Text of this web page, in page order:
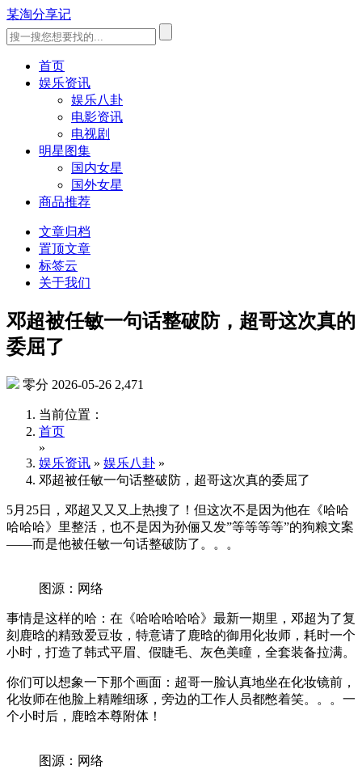
某淘分享记
首页
娱乐资讯
娱乐八卦
电影资讯
电视剧
明星图集
国内女星
国外女星
商品推荐
文章归档
置顶文章
标签云
关于我们
邓超被任敏一句话整破防，超哥这次真的
委屈了
零分 2026-05-26 2,471
当前位置：
首页
»
娱乐资讯 » 娱乐八卦 »
邓超被任敏一句话整破防，超哥这次真的委屈了
5月25日，邓超又又又上热搜了！但这次不是因为他在《哈哈
哈哈哈》里整活，也不是因为孙俪又发”等等等等”的狗粮文案
——而是他被任敏一句话整破防了。。。
图源：网络
事情是这样的哈：在《哈哈哈哈哈》最新一期里，邓超为了复
刻鹿晗的精致爱豆妆，特意请了鹿晗的御用化妆师，耗时一个
小时，打造了韩式平眉、假睫毛、灰色美瞳，全套装备拉满。
你们可以想象一下那个画面：超哥一脸认真地坐在化妆镜前，
化妆师在他脸上精雕细琢，旁边的工作人员都憋着笑。。。一
个小时后，鹿晗本尊附体！
图源：网络